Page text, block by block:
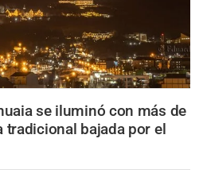
se iluminó con más de
tradicional bajada por el